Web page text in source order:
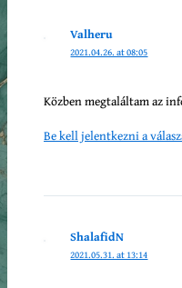
Valheru
2021.04.26. at 08:05
Közben megtaláltam az
Be kell jelentkezni a
ShalafidN
2021.05.31. at 13:14